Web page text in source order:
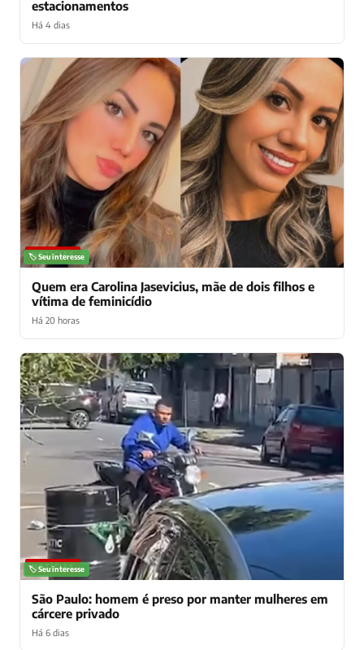
estacionamentos
Há 4 dias
NOTÍCIAS
🏷️ Seu interesse
Quem era Carolina Jasevicius, mãe de dois filhos e
vítima de feminicídio
Há 20 horas
NOTÍCIAS
🏷️ Seu interesse
São Paulo: homem é preso por manter mulheres em
cárcere privado
Há 6 dias